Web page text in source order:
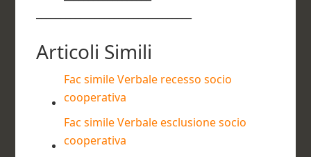
Articoli Simili
Fac simile Verbale recesso socio
cooperativa​
Fac simile Verbale esclusione socio
cooperativa​